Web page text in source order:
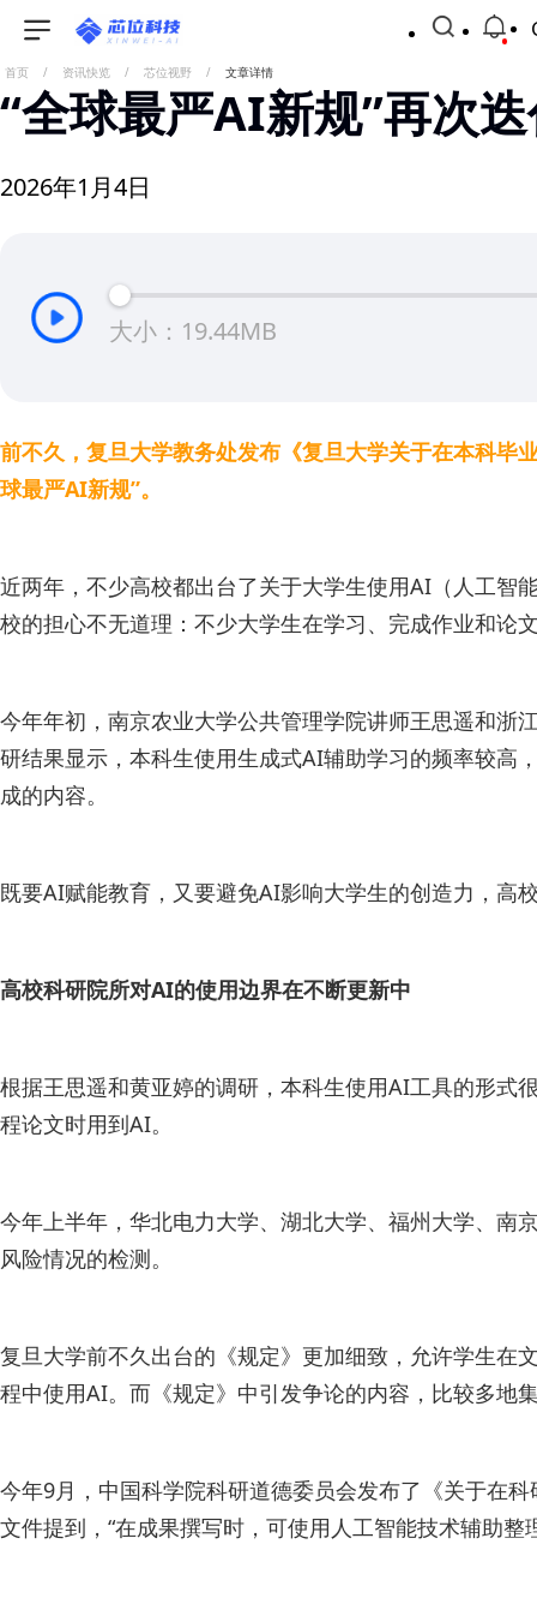
首页 / 资讯快览 / 芯位视野 / 文章详情
“全球最严AI新规”再次
2026年1月4日
大小：19.44MB
前不久，复旦大学教务处发布《复旦大学关于在本科毕
球最严AI新规”。
近两年，不少高校都出台了关于大学生使用AI（人工智
校的担心不无道理：不少大学生在学习、完成作业和论
今年年初，南京农业大学公共管理学院讲师王思遥和浙
研结果显示，本科生使用生成式AI辅助学习的频率较高
成的内容。
既要AI赋能教育，又要避免AI影响大学生的创造力，高
高校科研院所对AI的使用边界在不断更新中
根据王思遥和黄亚婷的调研，本科生使用AI工具的形式
程论文时用到AI。
今年上半年，华北电力大学、湖北大学、福州大学、南
风险情况的检测。
复旦大学前不久出台的《规定》更加细致，允许学生在
程中使用AI。而《规定》中引发争论的内容，比较多地
今年9月，中国科学院科研道德委员会发布了《关于在
文件提到，“在成果撰写时，可使用人工智能技术辅助